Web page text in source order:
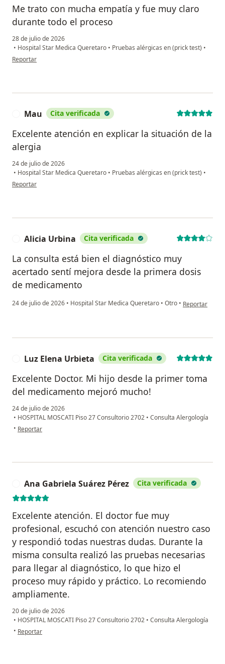
Me trato con mucha empatía y fue muy claro
durante todo el proceso
28 de julio de 2026
• Hospital Star Medica Queretaro • Pruebas alérgicas en (prick test) •
en opinión del usuario Ismael Ramírez
Reportar
Mau Cita verificada
Excelente atención en explicar la situación de la
alergia
24 de julio de 2026
• Hospital Star Medica Queretaro • Pruebas alérgicas en (prick test) •
en opinión del usuario Mau
Reportar
Alicia Urbina Cita verificada
La consulta está bien el diagnóstico muy
acertado sentí mejora desde la primera dosis
de medicamento
24 de julio de 2026 • Hospital Star Medica Queretaro • Otro • en opinión del
Reportar
Luz Elena Urbieta Cita verificada
Excelente Doctor. Mi hijo desde la primer toma
del medicamento mejoró mucho!
24 de julio de 2026
• HOSPITAL MOSCATI Piso 27 Consultorio 2702 • Consulta Alergología
• en opinión del usuario Luz Elena Urbieta
Reportar
Ana Gabriela Suárez Pérez Cita verificada
Excelente atención. El doctor fue muy
profesional, escuchó con atención nuestro caso
y respondió todas nuestras dudas. Durante la
misma consulta realizó las pruebas necesarias
para llegar al diagnóstico, lo que hizo el
proceso muy rápido y práctico. Lo recomiendo
ampliamente.
20 de julio de 2026
• HOSPITAL MOSCATI Piso 27 Consultorio 2702 • Consulta Alergología
• en opinión del usuario Ana Gabriela Suárez Pérez
Reportar